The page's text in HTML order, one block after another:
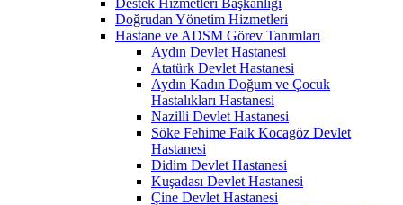
Doğrudan Yönetim Hizmetleri
Hastane ve ADSM Görev Tanımları
Aydın Devlet Hastanesi
Atatürk Devlet Hastanesi
Aydın Kadın Doğum ve Çocuk
Hastalıkları Hastanesi
Nazilli Devlet Hastanesi
Söke Fehime Faik Kocagöz Devlet
Hastanesi
Didim Devlet Hastanesi
Kuşadası Devlet Hastanesi
Çine Devlet Hastanesi